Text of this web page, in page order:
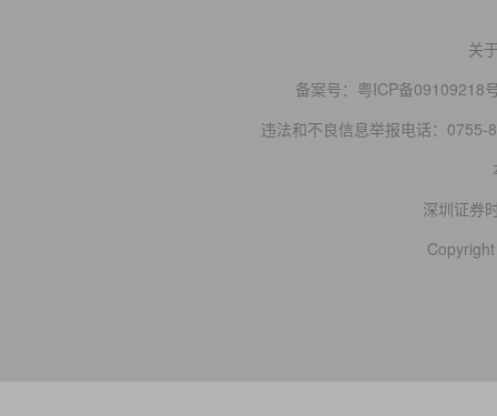
关
备案号： 粤ICP备09109218
违法和不良信息举报电话：0755-
深圳证券